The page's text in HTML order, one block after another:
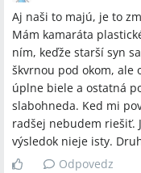
Aj naši to majú, je to
Mám kamaráta
ním, keďže starší syn
škvrnou pod okom, ale
úplne biele a ostatná
slabohneda. Ked mi
radšej nebudem riešiť.
výsledok nieje isty.
Odpovedz